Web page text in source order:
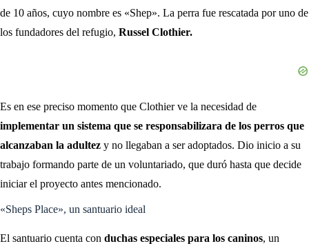
de 10 años, cuyo nombre es «Shep». La perra fue rescatada por uno de
los fundadores del refugio, Russel Clothier.
Es en ese preciso momento que Clothier ve la necesidad de
implementar un sistema que se responsabilizara de los perros que
alcanzaban la adultez y no llegaban a ser adoptados. Dio inicio a su
trabajo formando parte de un voluntariado, que duró hasta que decide
iniciar el proyecto antes mencionado.
«Sheps Place», un santuario ideal
El santuario cuenta con duchas especiales para los caninos, un